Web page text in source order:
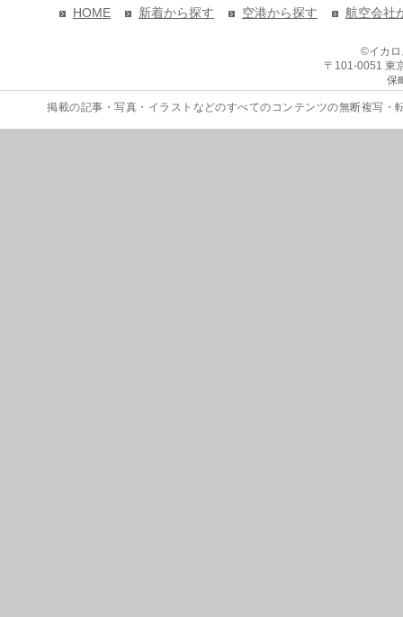
HOME 新着から探す 空港から探す 航空会社
©イカ
〒101-0051 東
保
掲載の記事・写真・イラストなどのすべてのコンテンツの無断複